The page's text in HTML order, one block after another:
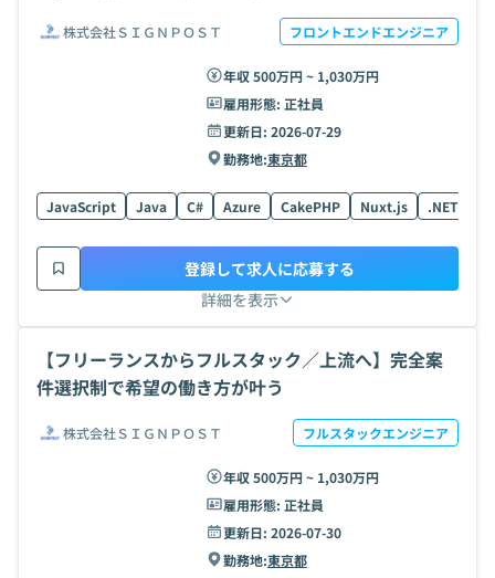
株式会社ＳＩＧＮＰＯＳＴ フロントエンドエンジニア
年収 500万円 ~ 1,030万円
雇用形態: 正社員
更新日: 2026-07-29
勤務地:東京都
JavaScript Java C# Azure CakePHP Nuxt.js
詳細を表示
登録して求人に応募する
【フリーランスからフルスタック／上流へ】完全案
件選択制で希望の働き方が叶う
株式会社ＳＩＧＮＰＯＳＴ フルスタックエンジニア
年収 500万円 ~ 1,030万円
雇用形態: 正社員
更新日: 2026-07-30
勤務地:東京都